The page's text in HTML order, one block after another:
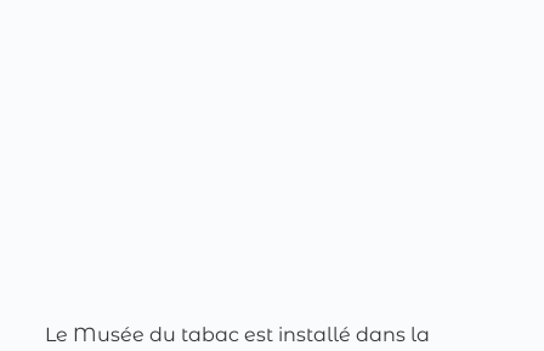
Le Musée du tabac est installé dans la